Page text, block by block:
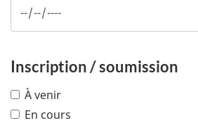
Inscription / soumission
À venir
En cours